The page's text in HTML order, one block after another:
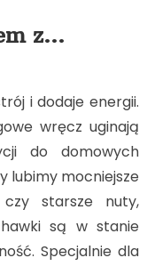
z…
i dodaje energii.
wręcz uginają
do domowych
lubimy mocniejsze
czy starsze nuty,
są w stanie
Specjalnie dla